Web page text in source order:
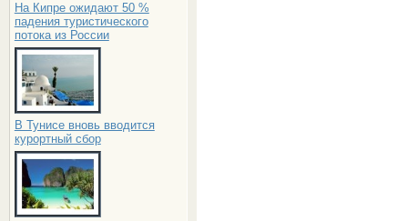
На Кипре ожидают 50 %
падения туристического
потока из России
В Тунисе вновь вводится
курортный сбор